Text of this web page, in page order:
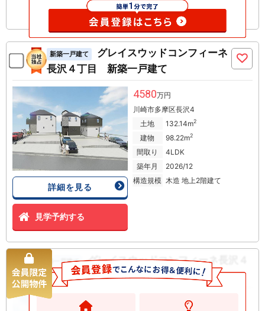
新築一戸建て
グレイスウッドコンフィーネ
長沢４丁目 新築一戸建て
詳細を見る
見学予約する
4580万円
川崎市多摩区長沢4
土地
132.14m2
建物 98.22m2
間取り
4LDK
築年月
2026/12
構造規模 木造 地上2階建て
新築一戸建て
グレイスウッドコンフィーネ長沢４
丁目 新築一戸建て